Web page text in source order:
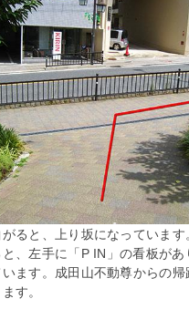
ると、上り坂になっています
、左手に「P IN」の看板があ
います。成田山不動尊からの
す。